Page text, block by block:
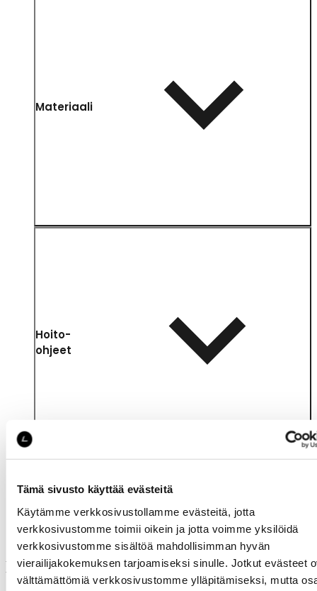
Tämä sivusto käyttää evästeitä
Käytämme verkkosivustollamme evästeitä, jotta
verkkosivustomme toimii oikein ja jotta voimme yksilöidä
verkkosivustomme sisältöä mahdollisimman hyvän
vierailijakokemuksen tarjoamiseksi sinulle. Jotkut evästeet
välttämättömiä verkkosivustomme ylläpitämiseksi, mutta
Materiaali
Hoito-
ohjeet
Muut ostivat myös